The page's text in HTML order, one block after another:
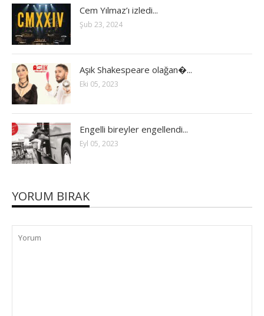
Cem Yılmaz’ı izledi...
Şub 23, 2024
Aşık Shakespeare olağan�...
Eki 05, 2023
Engelli bireyler engellendi...
Eyl 05, 2023
YORUM BIRAK